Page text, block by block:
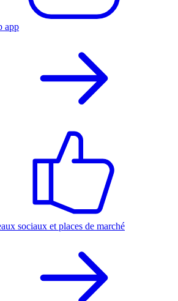
app
sociaux et places de marché